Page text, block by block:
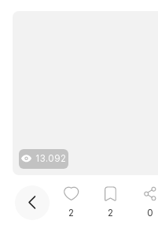
13.092
2 2 0